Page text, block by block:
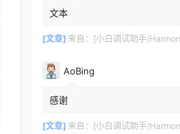
文本
[文章] 来自： [小白调试助手/HarmonyOS]：一键自动化安装/
AoBing
感谢
[文章] 来自： [小白调试助手/HarmonyOS]：一键自动化安装/